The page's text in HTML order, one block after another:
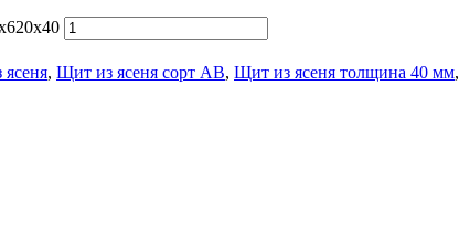
, Щит из ясеня сорт АВ, Щит из ясеня толщина 40 мм,